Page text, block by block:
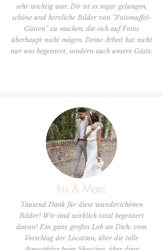
sehr wichtig war. Dir ist es sogar gelungen,
schöne und herzliche Bilder von "Fotomuffel-
Gästen" zu machen, die sich auf Fotos
überhaupt nicht mögen. Deine Arbeit hat nicht
nur uns begeistert, sondern auch unsere Gäste.
Iris & Marc
Tausend Dank für diese wunderschönen
Bilder! Wir sind wirklich total begeistert
davon! Ein ganz großes Lob an Dich: vom
Vorschlag der Location, über die tolle